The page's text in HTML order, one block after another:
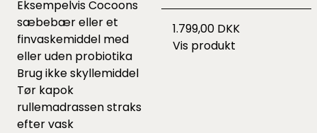
Eksempelvis Cocoons
sæbebæreller et
finvaskemiddel med
eller uden probiotika
Brug ikke skyllemiddel
Tør kapok
rullemadrassen straks
efter vask
1.799,00 DKK
Vis produkt